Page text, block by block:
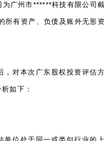
广州市******科技有限公司
所有资产、负债及账外无形
，对本次广东股权投资评估
如下：